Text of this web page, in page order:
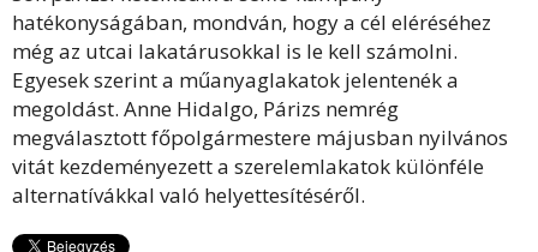
hatékonyságában, mondván, hogy a cél eléréséhez
még az utcai lakatárusokkal is le kell számolni.
Egyesek szerint a műanyaglakatok jelentenék a
megoldást. Anne Hidalgo, Párizs nemrég
megválasztott főpolgármestere májusban nyilvános
vitát kezdeményezett a szerelemlakatok különféle
alternatívákkal való helyettesítéséről.